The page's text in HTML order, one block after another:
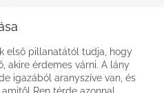
első pillanatától tudja, hogy
akire érdemes várni. A lány
igazából aranyszíve van, és